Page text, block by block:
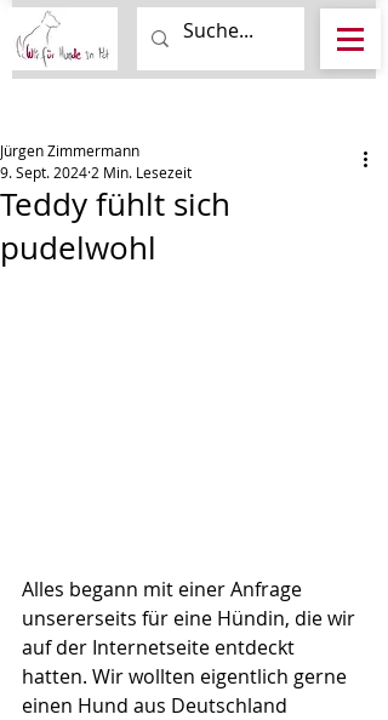
Teddy fühlt sich
pudelwohl
Jürgen Zimmermann
9. Sept. 2024 2 Min. Lesezeit
Alles begann mit einer Anfrage
unsererseits für eine Hündin, die wir
auf der Internetseite entdeckt
hatten. Wir wollten eigentlich gerne
einen Hund aus Deutschland